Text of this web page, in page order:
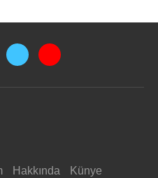
Hakkında Künye